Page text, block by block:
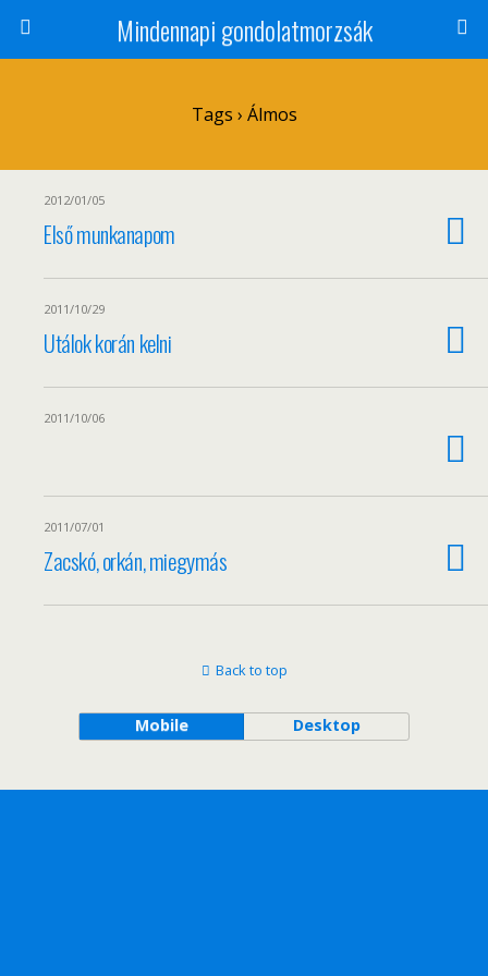
Mindennapi gondolatmorzsák
Tags › Álmos
2012/01/05
Első munkanapom
2011/10/29
Utálok korán kelni
2011/10/06
2011/07/01
Zacskó, orkán, miegymás
Back to top
Mobile Desktop